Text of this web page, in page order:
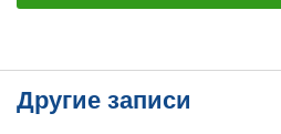
Другие записи